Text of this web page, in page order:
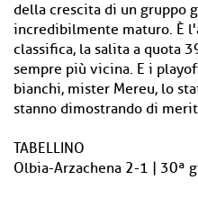
della crescita di un gruppo
incredibilmente maturo. È
classifica, la salita a quota
sempre più vicina. E i
bianchi, mister Mereu, lo
stanno dimostrando di
TABELLINO
Olbia-Arzachena 2-1 | 30ª